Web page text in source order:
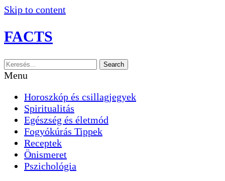
Skip to content
FACTS
Search
Menu
Horoszkóp és csillagjegyek
Spiritualitás
Egészség és életmód
Fogyókúrás Tippek
Receptek
Önismeret
Pszichológia